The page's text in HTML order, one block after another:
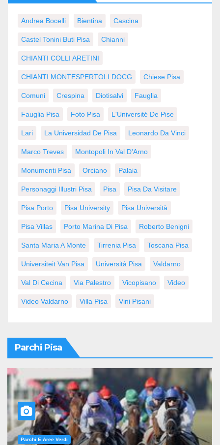
Andrea Bocelli Bientina Cascina
Castel Tonini Buti Pisa Chianni
CHIANTI COLLI ARETINI
CHIANTI MONTESPERTOLI DOCG Chiese Pisa
Comuni Crespina Diotisalvi Fauglia
Fauglia Pisa Foto Pisa L'Université De Pise
Lari La Universidad De Pisa Leonardo Da Vinci
Marco Treves Montopoli In Val D'Arno
Monumenti Pisa Orciano Palaia
Personaggi Illustri Pisa Pisa Pisa Da Visitare
Pisa Porto Pisa University Pisa Università
Pisa Villas Porto Marina Di Pisa Roberto Benigni
Santa Maria A Monte Tirrenia Pisa Toscana Pisa
Universiteit Van Pisa Università Pisa Valdarno
Val Di Cecina Via Palestro Vicopisano Video
Video Valdarno Villa Pisa Vini Pisani
Parchi Pisa
Parchi E Aree Verdi